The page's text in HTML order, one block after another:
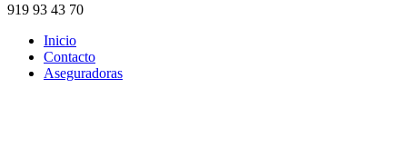
919 93 43 70
Inicio
Contacto
Aseguradoras